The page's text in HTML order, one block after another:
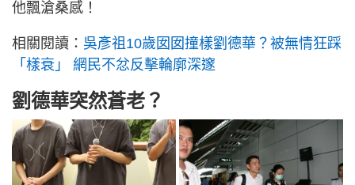
他飄滄桑感！
相關閱讀： 吳彥祖10歲囡囡撞樣劉德華？被無情狂踩
「樣衰」 網民不忿反擊輪廓深邃
劉德華突然蒼老？